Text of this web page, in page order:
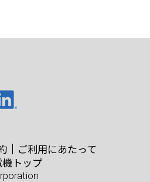
ご利用にあたって
トップ